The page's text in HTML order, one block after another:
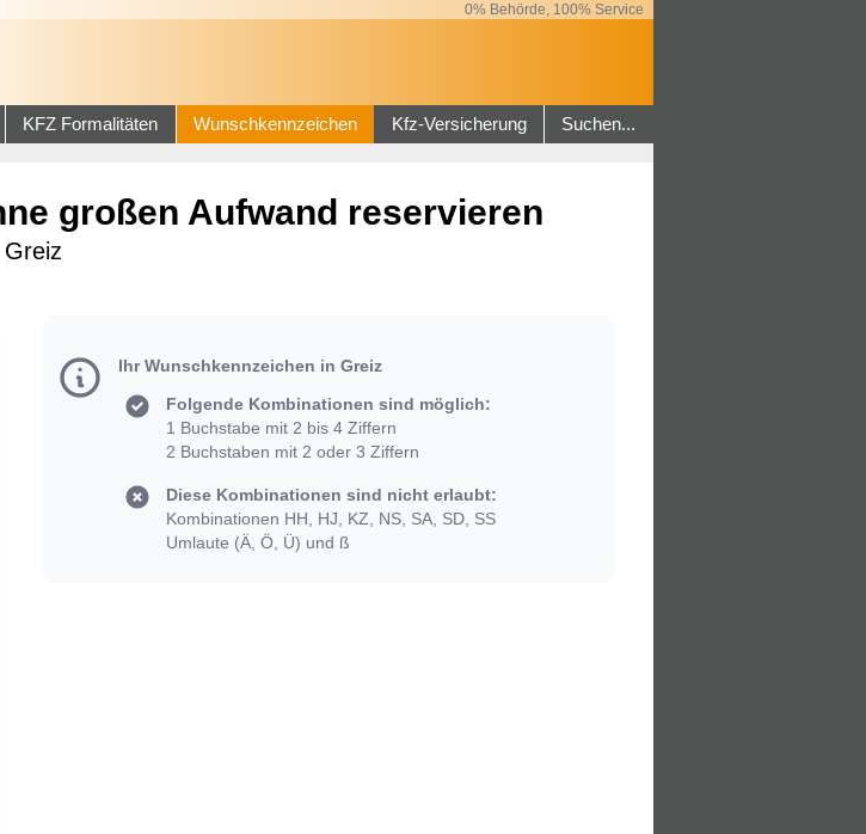
0% Behörde, 100% Service
KFZ Formalitäten Wunschkennzeichen Kfz-Versicherung Suchen...
großen Aufwand reservieren
Ihr Wunschkennzeichen in Greiz
Folgende Kombinationen sind möglich:
1 Buchstabe mit 2 bis 4 Ziffern
2 Buchstaben mit 2 oder 3 Ziffern
Diese Kombinationen sind nicht erlaubt:
Kombinationen HH, HJ, KZ, NS, SA, SD, SS
Umlaute (Ä, Ö, Ü) und ß